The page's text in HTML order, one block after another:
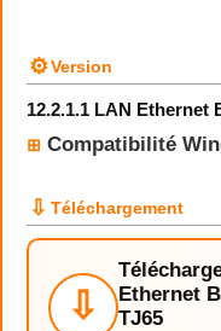
⚙Version
12.2.1.1 LAN Ethernet
⊞ Compatibilité
⇩ Téléchargement
⇩
Ethernet
TJ65